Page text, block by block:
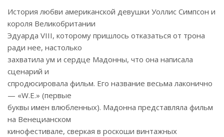
История любви американской девушки Уоллис Симпсон и
короля Великобритании
Эдуарда VIII, которому пришлось отказаться от трона
ради нее, настолько
захватила ум и сердце Мадонны, что она написала
сценарий и
спродюсировала фильм. Его название весьма лаконично
— «W.E.» (первые
буквы имен влюбленных). Мадонна представляла фильм
на Венецианском
кинофестивале, сверкая в роскоши винтажных